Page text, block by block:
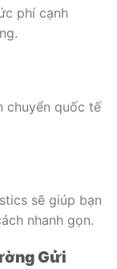
phí cạnh
chuyển quốc tế
sẽ giúp bạn
nhanh gọn.
Gửi